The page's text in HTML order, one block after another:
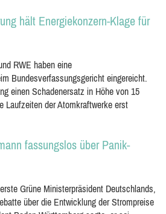
hält Energiekonzern-Klage für
RWE haben eine
Bundesverfassungsgericht eingereicht.
einen Schadenersatz in Höhe von 15
Laufzeiten der Atomkraftwerke erst
fassungslos über Panik-
Grüne Ministerpräsident Deutschlands,
über die Entwicklung der Strompreise